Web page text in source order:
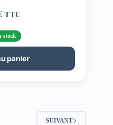
TTC
stock
panier
SUIVANT